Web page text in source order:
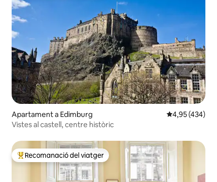
Apartament a Edimburg 4,95 de
4,95 (434)
Vistes al castell, centre històric
Principals recomanacions dels viatgers
Recomanació del viatger